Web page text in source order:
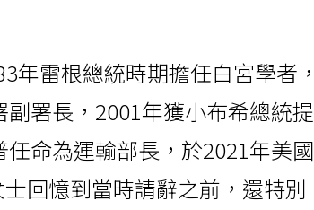
年雷根總統時期擔任白宮學者，
署長，2001年獲小布希總統提
命為運輸部長，於2021年美國
回憶到當時請辭之前，還特別